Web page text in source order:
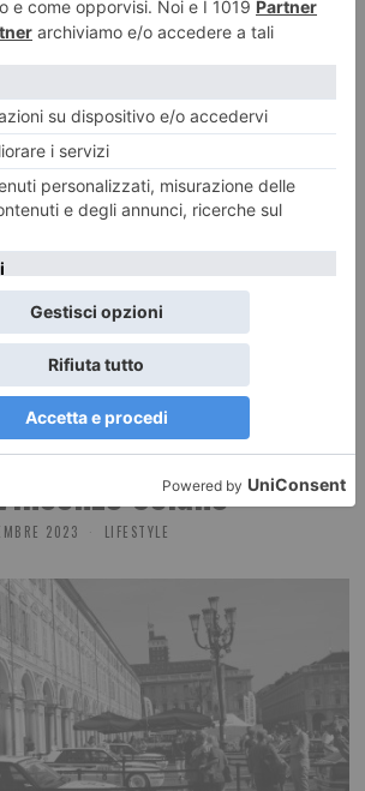
città vista dall’alto
Solano
2023 LIFESTYLE